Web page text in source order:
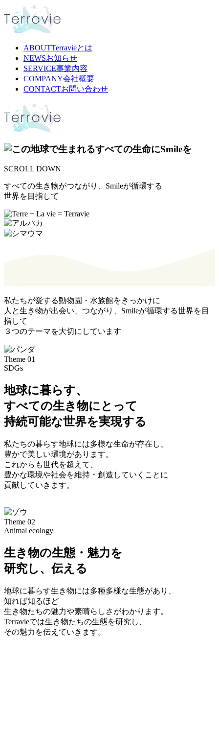
ABOUTTerravieとは
NEWSお知らせ
SERVICE事業内容
COMPANY会社概要
CONTACTお問い合わせ
SCROLL DOWN
すべての生き物がつながり、Smileが循環する
世界を目指して
私たちが愛する動物園・水族館をきっかけに
人と生き物が出会い、つながり、Smileが循環する世界を目
指して
３つのテーマを大切にしています
Theme 01
SDGs
地球に暮らす、
すべての生き物にとって
持続可能な世界を実現する
私たちの暮らす地球には多様な生命が存在し、
豊かで美しい環境があります。
これからも世代を超えて、
豊かな環境や社会を維持・創造していくことに
貢献していきます。
Theme 02
Animal ecology
生き物の生態・魅力を
研究し、伝える
地球に暮らす生き物には多種多様な生態があり、
知れば知るほど
生き物たちの魅力や素晴らしさがわかります。
Terravieでは生き物たちの生態を研究し、
その魅力を伝えていきます。